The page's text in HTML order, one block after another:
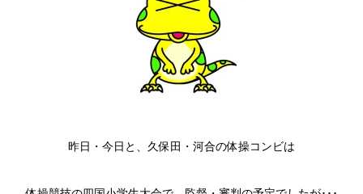
昨日・今日と、久保田・河合の体操コンビは